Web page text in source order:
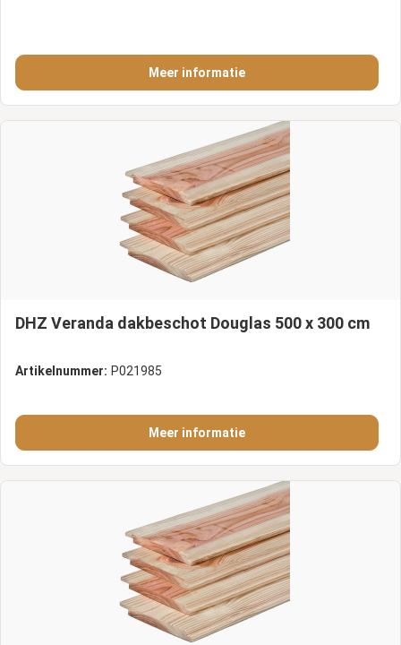
Meer informatie
DHZ Veranda dakbeschot Douglas 500 x 300 cm
Artikelnummer: P021985
Meer informatie